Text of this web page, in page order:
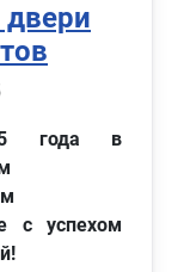
года в
с успехом